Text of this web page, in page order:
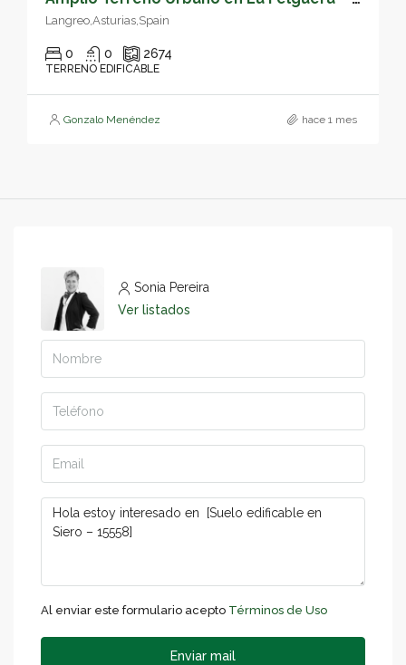
Langreo,Asturias,Spain
0 0 2674
TERRENO EDIFICABLE
Gonzalo Menéndez hace 1 mes
Sonia Pereira
Ver listados
Al enviar este formulario acepto Términos de Uso
Enviar mail